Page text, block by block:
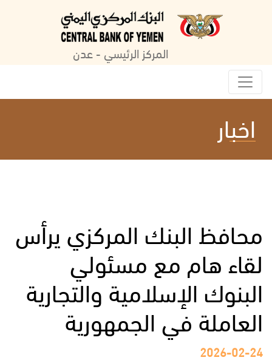
المركز الرئيسي - عدن
اخبار
محافظ البنك المركزي يرأس
لقاء هام مع مسئولي
البنوك الإسلامية والتجارية
العاملة في الجمهورية
2026-02-24